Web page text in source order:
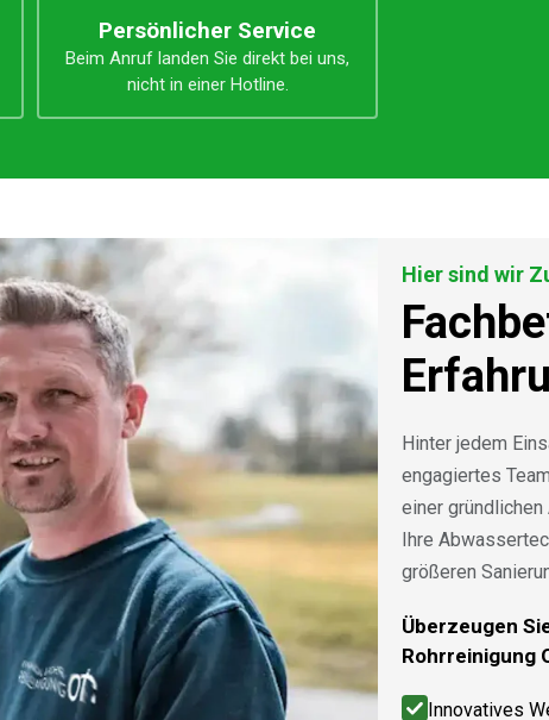
Persönlicher Service
Beim Anruf landen Sie direkt bei uns,
nicht in einer Hotline.
Hier sind wir
Hinter jedem
engagiertes
einer
Ihre
größeren
Überzeugen
Rohrreinigung
Innovatives